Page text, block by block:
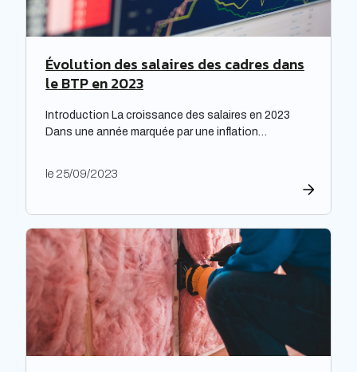
Évolution des salaires des cadres dans
le BTP en 2023
Introduction La croissance des salaires en 2023
Dans une année marquée par une inflation
une inflation hors-norme, les entreprises ont mis la
Expectra dans son 21ème baromètre, évoquant une
progression […]
le 25/09/2023